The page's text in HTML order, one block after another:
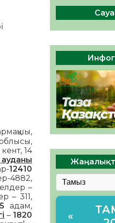
14
12410
4882,
–
– 311,
адам,
–1820
Руслан
әкімінің
тағайындалды
05.08.2026
«